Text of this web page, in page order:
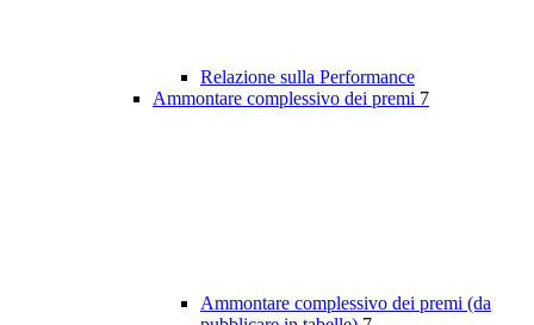
Relazione sulla Performance
Ammontare complessivo dei premi 7
Ammontare complessivo dei premi (da